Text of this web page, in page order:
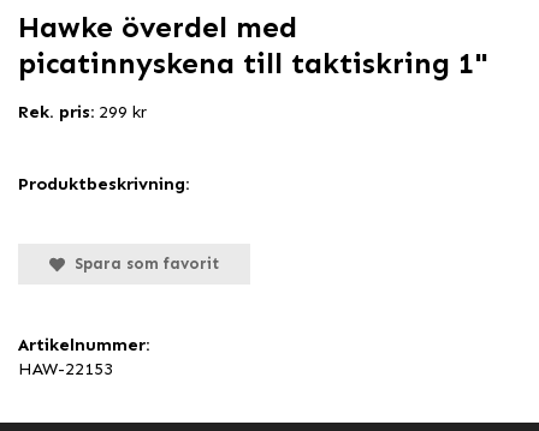
Hawke överdel med
picatinnyskena till taktiskring 1"
Rek. pris: 299 kr
Produktbeskrivning:
Spara som favorit
Artikelnummer:
HAW-22153